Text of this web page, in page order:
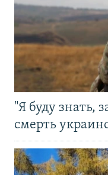
"Я буду знать,
смерть